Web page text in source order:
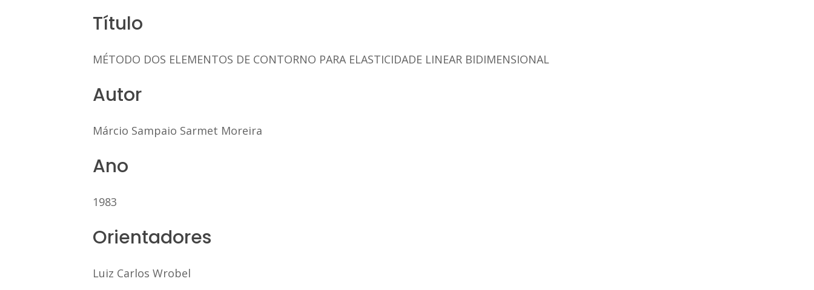
Título
MÉTODO DOS ELEMENTOS DE CONTORNO PARA ELASTICIDADE LINEAR BIDIMENSIONAL
Autor
Márcio Sampaio Sarmet Moreira
Ano
1983
Orientadores
Luiz Carlos Wrobel